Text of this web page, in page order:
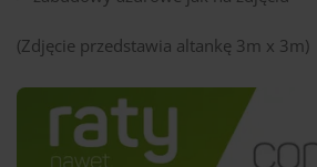
(Zdjęcie przedstawia altankę 3m x 3m)